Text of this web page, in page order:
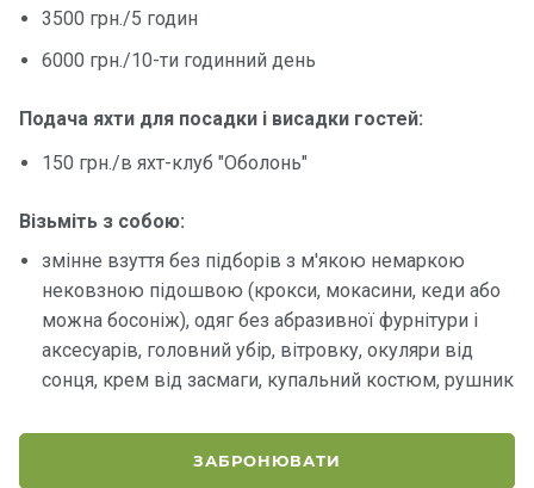
3500 грн./5 годин
6000 грн./10-ти годинний день
Подача яхти для посадки і висадки гостей:
150 грн./в яхт-клуб "Оболонь"
Візьміть з собою:
змінне взуття без підборів з м'якою немаркою
нековзною підошвою (крокси, мокасини, кеди або
можна босоніж), одяг без абразивної фурнітури і
аксесуарів, головний убір, вітровку, окуляри від
сонця, крем від засмаги, купальний костюм, рушник
ЗАБРОНЮВАТИ
Контакт